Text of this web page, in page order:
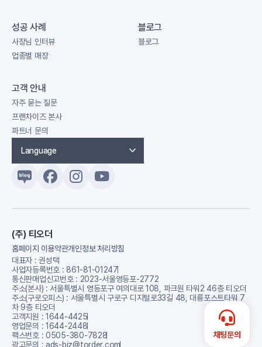
성공 사례
사장님 인터뷰
업종별 매장
블로그
블로그
고객 안내
자주 묻는 질문
프랜차이즈 본사
파트너 문의
Language
(주) 티오더
홈페이지 이용약관개인정보 처리방침
대표자 : 권성택
사업자등록번호 : 861-81-01247
통신판매업신고번호 : 2023-서울영등포-2772
주소(본사) : 서울특별시 영등포구 여의대로 108, 파크원 타워2 46층 티오더
주소(구로오피스) : 서울특별시 구로구 디지털로33길 48, 대륭포스트타워 7
차 9층 티오더
고객지원 : 1644-4425
영업문의 : 1644-2448
팩스번호 : 0505-380-7828
광고문의 : ads-biz@torder.com
채팅문의